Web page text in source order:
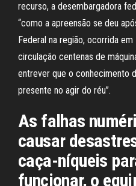
recurso, a desembargadora
“como a apreensão se deu
Federal na região, ocorrida
circulação centenas de
entrever que o conhecimento
presente no agir do réu”.
As falhas
causar
caça-níqueis
funcionar, o